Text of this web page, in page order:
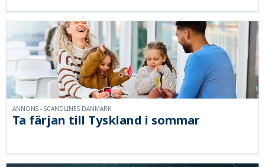
Ta färjan till Tyskland i sommar
ANNONS - SCANDLINES DANMARK